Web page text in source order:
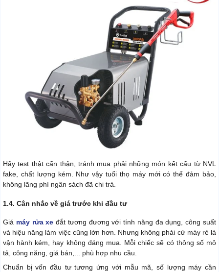
Hãy test thật cẩn thận, tránh mua phải những món kết cấu từ NVL
fake, chất lượng kém. Như vậy tuổi thọ máy mới có thể đảm bảo,
không lãng phí ngân sách đã chi trả.
1.4. Cân nhắc về giá trước khi đầu tư
Giá máy rửa xe đắt tương đương với tính năng đa dụng, công suất
và hiệu năng làm việc cũng lớn hơn. Nhưng không phải cứ máy rẻ là
vận hành kém, hay không đáng mua. Mỗi chiếc sẽ có thông số mô
tả, công năng, giá bán,... phù hợp nhu cầu.
Chuẩn bị vốn đầu tư tương ứng với mẫu mã, số lượng máy cần